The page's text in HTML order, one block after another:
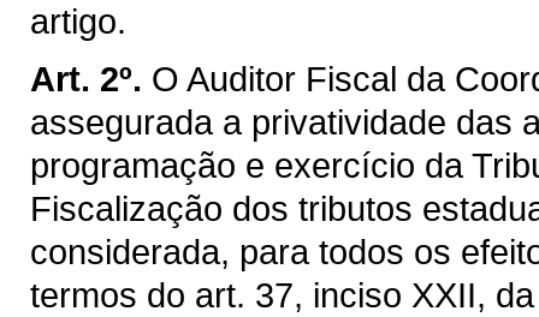
artigo.
Art. 2º. O Auditor Fiscal da
assegurada a privatividade das
programação e exercício da
Fiscalização dos tributos
considerada, para todos os
termos do art. 37, inciso XXII,